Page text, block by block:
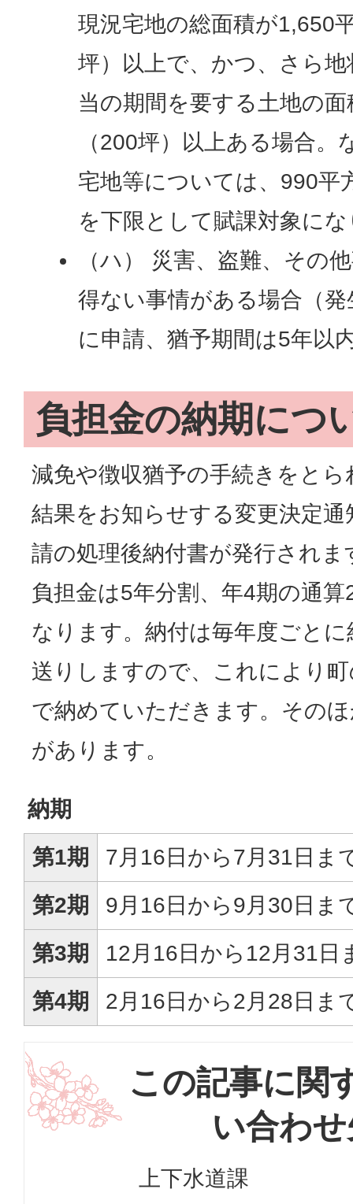
現況宅地の総面積が1,650
坪）以上で、かつ、さら
当の期間を要する土地の
（200坪）以上ある場合
宅地等については、990平
を下限として賦課対象に
（ハ） 災害、盗難、その
得ない事情がある場合（
に申請、猶予期間は5年以
負担金の納期につ
減免や徴収猶予の手続きをと
結果をお知らせする変更決定
請の処理後納付書が発行されま
負担金は5年分割、年4期の通
なります。納付は毎年度ごと
送りしますので、これにより
で納めていただきます。その
があります。
納期
第1期
7月16日から7月31日ま
第2期
9月16日から9月30日ま
第3期
12月16日から12月31日
第4期
2月16日から2月28日ま
この記事に関
い合わ
上下水道課